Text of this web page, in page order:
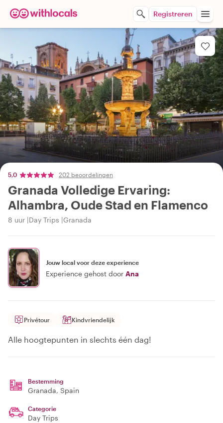
Registreren
5,0 202 beoordelingen
Granada Volledige Ervaring:
Alhambra, Oude Stad en Flamenco
8 uur Day Trips Granada
Jouw local voor deze experience
Experience gehost door Ana
Privétour Kindvriendelijk
Alle hoogtepunten in slechts één dag!
Bestemming
Granada, Spain
Categorie
Day Trips